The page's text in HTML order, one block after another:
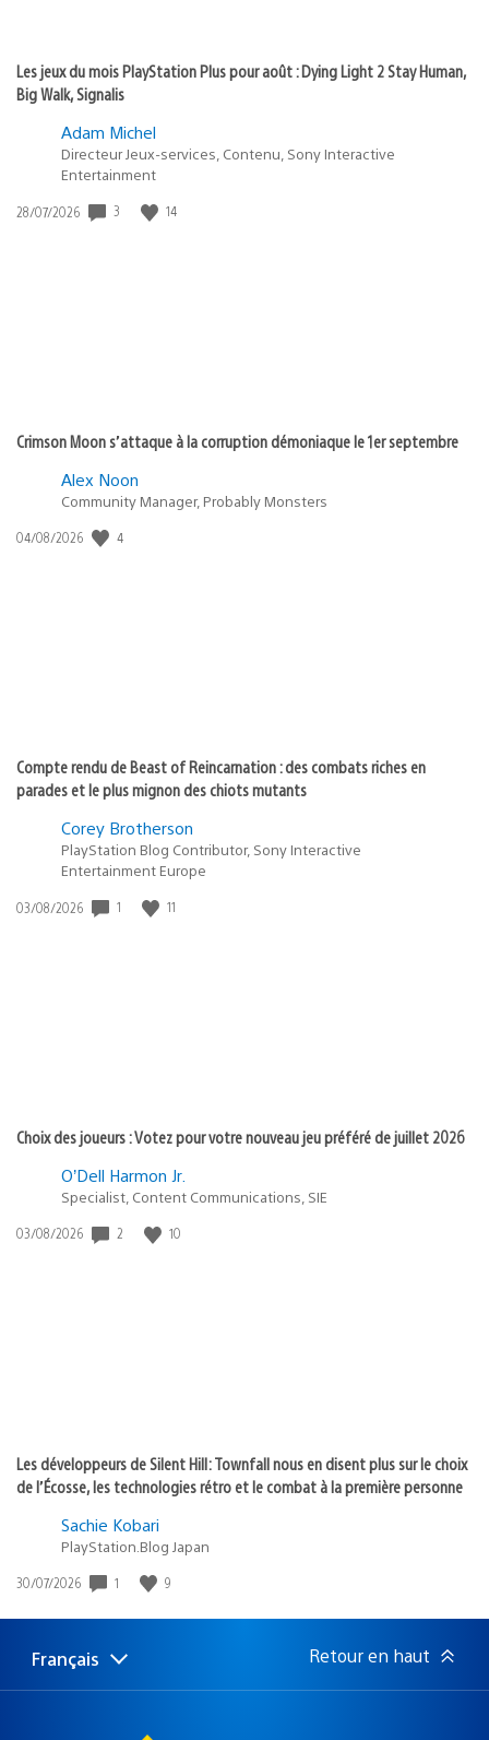
Les jeux du mois PlayStation Plus pour août : Dying Light 2 Stay Human,
Big Walk, Signalis
Adam Michel
Directeur Jeux-services, Contenu, Sony Interactive
Entertainment
Date
28/07/2026 3 14
Crimson Moon s’attaque à la corruption démoniaque le 1er septembre
Alex Noon
Community Manager, Probably Monsters
Date
04/08/2026 4
Compte rendu de Beast of Reincarnation : des combats riches en
parades et le plus mignon des chiots mutants
Corey Brotherson
PlayStation Blog Contributor, Sony Interactive
Entertainment Europe
Date
03/08/2026 1 11
Choix des joueurs : Votez pour votre nouveau jeu préféré de juillet 2026
O’Dell Harmon Jr.
Specialist, Content Communications, SIE
Date
03/08/2026 2 10
Les développeurs de Silent Hill: Townfall nous en disent plus sur le choix
de l’Écosse, les technologies rétro et le combat à la première personne
Sachie Kobari
PlayStation.Blog Japan
Date
publication
30/07/2026 1 9
Choisir
une
Région
actuelle
Français Retour en haut